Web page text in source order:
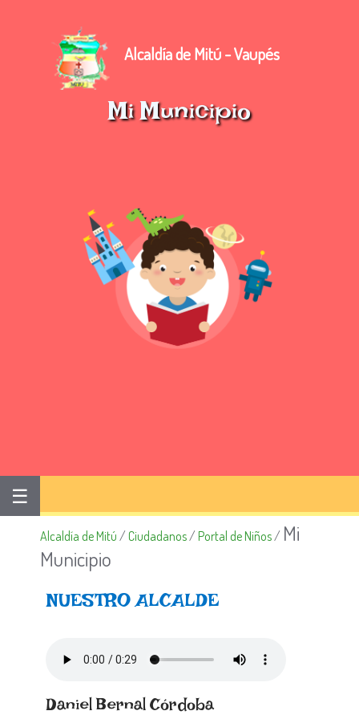
Alcaldía de Mitú - Vaupés
Mi Municipio
☰
Alcaldía de Mitú / Ciudadanos/ Portal de Niños/ Mi
Municipio
NUESTRO ALCALDE
Daniel Bernal Córdoba